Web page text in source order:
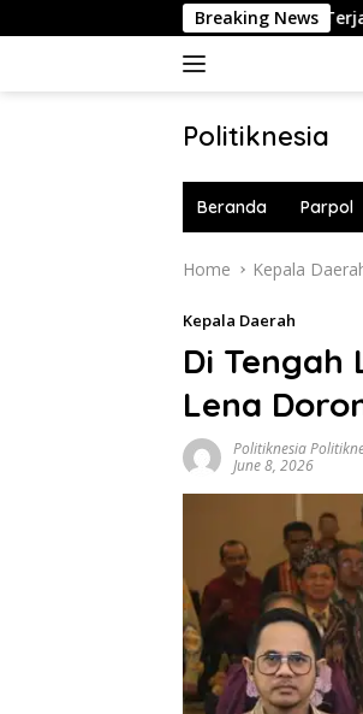
to
Breaking News
Penembakan Terjadi di Sekolah
Politiknesia
Beranda Parpol
Home Kepala
Kepala Daerah
Di Tengah
Lena
Politiknesia
June 8, 2026